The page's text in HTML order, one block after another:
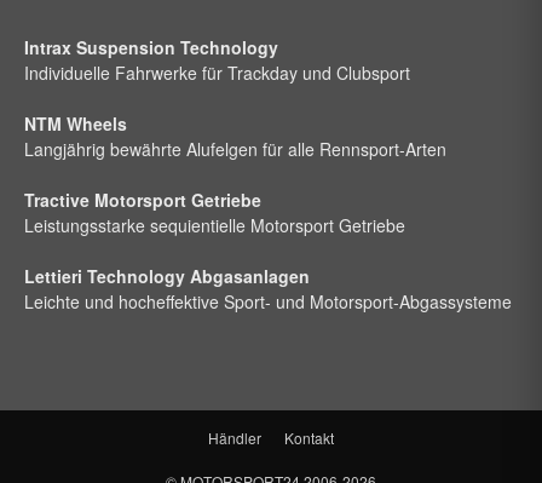
Intrax Suspension Technology
Individuelle Fahrwerke für Trackday und Clubsport
NTM Wheels
Langjährig bewährte Alufelgen für alle Rennsport-Arten
Tractive Motorsport Getriebe
Leistungsstarke sequientielle Motorsport Getriebe
Lettieri Technology Abgasanlagen
Leichte und hocheffektive Sport- und Motorsport-Abgassysteme
Händler Kontakt